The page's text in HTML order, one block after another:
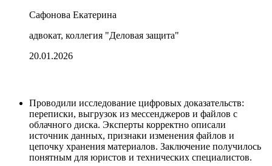
Сафонова Екатерина
адвокат, коллегия "Деловая защита"
20.01.2026
Проводили исследование цифровых доказательств:
переписки, выгрузок из мессенджеров и файлов с
облачного диска. Эксперты корректно описали
источник данных, признаки изменения файлов и
цепочку хранения материалов. Заключение получилось
понятным для юристов и технических специалистов.